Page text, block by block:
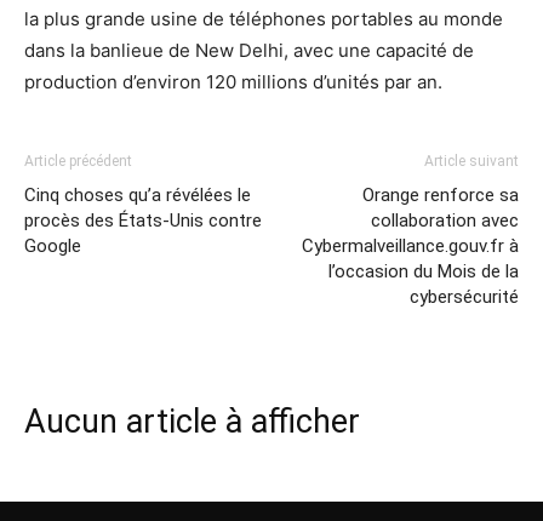
la plus grande usine de téléphones portables au monde
dans la banlieue de New Delhi, avec une capacité de
production d’environ 120 millions d’unités par an.
Article précédent
Cinq choses qu’a révélées le
procès des États-Unis contre
Google
Article suivant
Orange renforce sa
collaboration avec
Cybermalveillance.gouv.fr à
l’occasion du Mois de la
cybersécurité
Aucun article à afficher